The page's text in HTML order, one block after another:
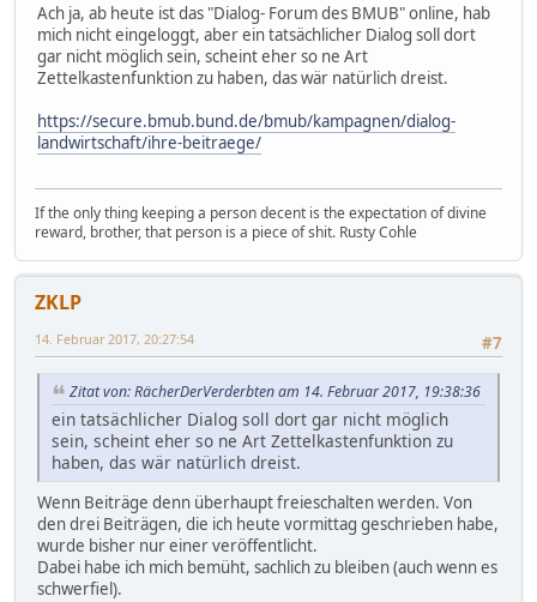
Ach ja, ab heute ist das "Dialog- Forum des BMUB" online, hab
mich nicht eingeloggt, aber ein tatsächlicher Dialog soll dort
gar nicht möglich sein, scheint eher so ne Art
Zettelkastenfunktion zu haben, das wär natürlich dreist.
https://secure.bmub.bund.de/bmub/kampagnen/dialog-
landwirtschaft/ihre-beitraege/
If the only thing keeping a person decent is the expectation of divine
reward, brother, that person is a piece of shit. Rusty Cohle
ZKLP
#7
14. Februar 2017, 20:27:54
Zitat von: RächerDerVerderbten am 14. Februar 2017, 19:38:36
ein tatsächlicher Dialog soll dort gar nicht möglich
sein, scheint eher so ne Art Zettelkastenfunktion zu
haben, das wär natürlich dreist.
Wenn Beiträge denn überhaupt freieschalten werden. Von
den drei Beiträgen, die ich heute vormittag geschrieben habe,
wurde bisher nur einer veröffentlicht.
Dabei habe ich mich bemüht, sachlich zu bleiben (auch wenn es
schwerfiel).